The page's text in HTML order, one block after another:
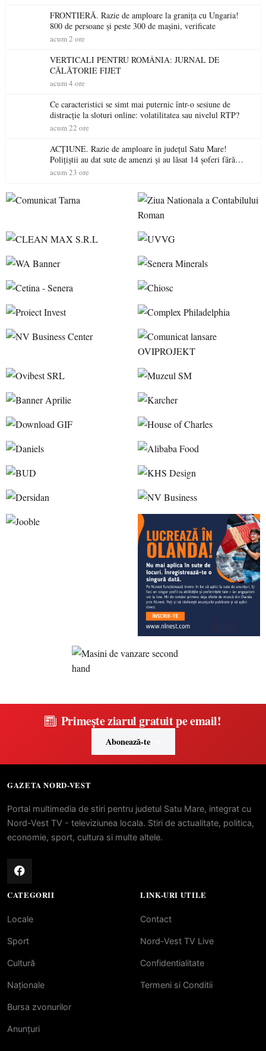
FRONTIERĂ. Razie de amploare la granița cu Ungaria!
800 de persoane și peste 300 de mașini, verificate
acum 2 ore
VERTICALI PENTRU ROMÂNIA: JURNAL DE
CĂLĂTORIE FIJET
acum 4 ore
Ce caracteristici se simt mai puternic într-o sesiune de
distracție la sloturi online: volatilitatea sau nivelul RTP?
acum 22 ore
ACȚIUNE. Razie de amploare în județul Satu Mare!
Polițiștii au dat sute de amenzi și au lăsat 14 șoferi fără
permis într-o singură zi
acum 23 ore
Primește ziarul gratuit pe email!
Abonează-te
GAZETA NORD-VEST
Portal multimedia de stiri pentru judetul Satu Mare, integrat cu
Nord-Vest TV - televiziunea locala. Stiri de actualitate, politica,
economie, sport, cultura si multe altele.
CATEGORII
Locale
Sport
Cultură
Naționale
Bursa zvonurilor
Anunțuri
LINK-URI UTILE
Contact
Nord-Vest TV Live
Confidentialitate
Termeni si Conditii